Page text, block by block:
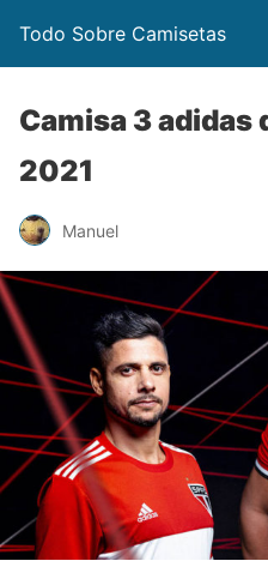
Todo Sobre Camisetas
Camisa 3 adidas
2021
Manuel